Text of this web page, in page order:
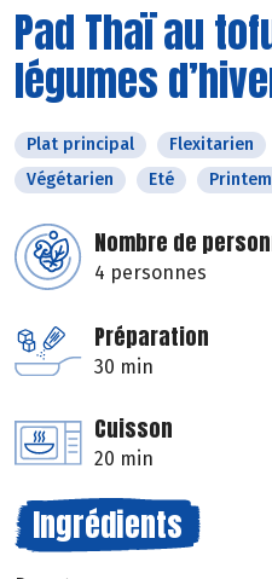
Pad Thaï au
légumes
Plat principal Flexitarien
Végétarien
Eté
Nombre de
4 personnes
Préparation
30 min
Cuisson
20 min
Ingrédients